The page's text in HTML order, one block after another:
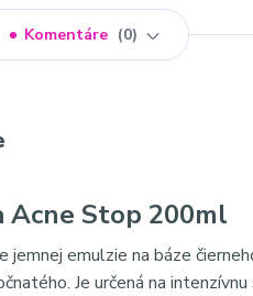
Komentáre 0
Acne Stop 200ml
jemnej emulzie na báze
Je určená na